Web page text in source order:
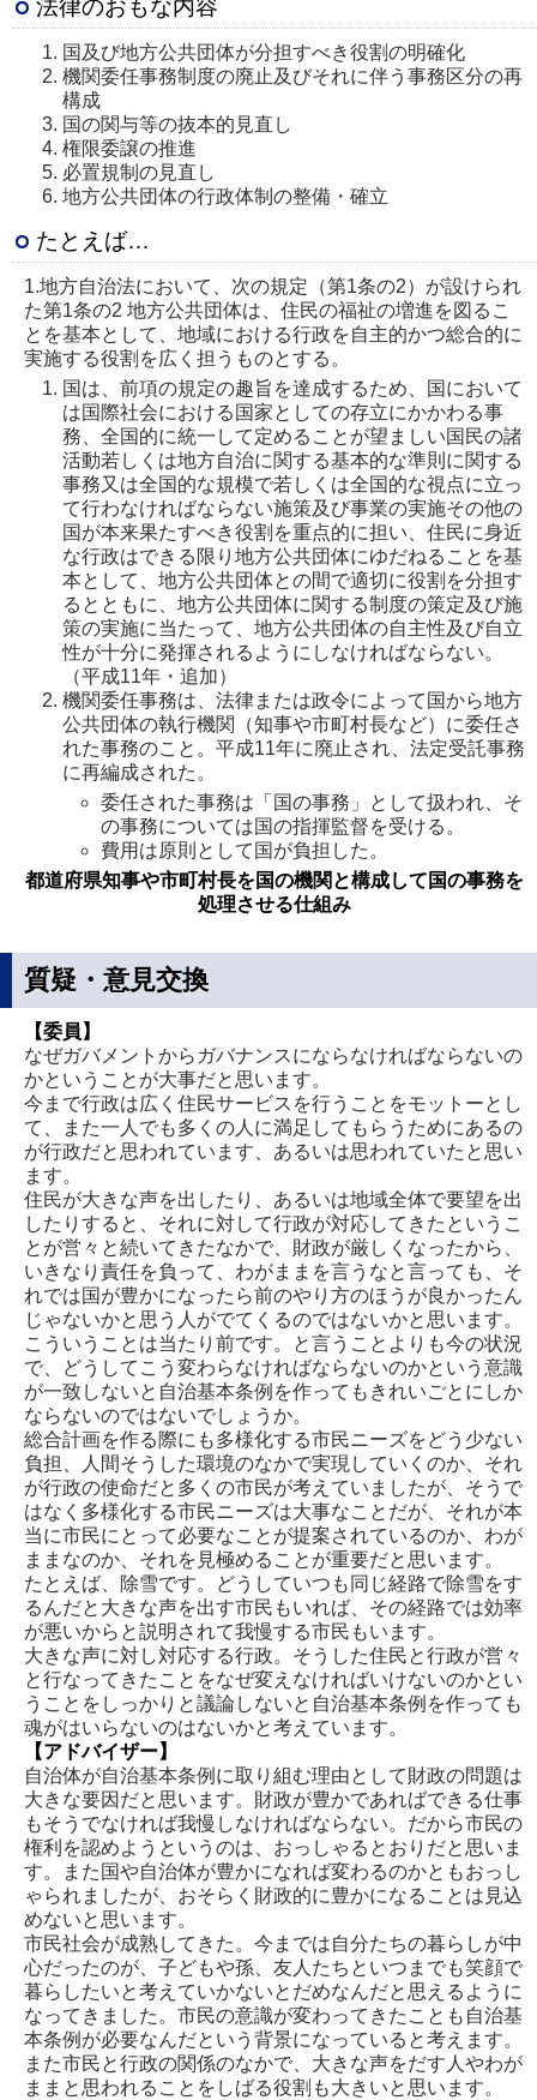
法律のおもな内容
国及び地方公共団体が分担すべき役割の明確化
機関委任事務制度の廃止及びそれに伴う事務区分の再
構成
国の関与等の抜本的見直し
権限委譲の推進
必置規制の見直し
地方公共団体の行政体制の整備・確立
たとえば…
1.地方自治法において、次の規定（第1条の2）が設けられ
た第1条の2 地方公共団体は、住民の福祉の増進を図るこ
とを基本として、地域における行政を自主的かつ総合的に
実施する役割を広く担うものとする。
国は、前項の規定の趣旨を達成するため、国において
は国際社会における国家としての存立にかかわる事
務、全国的に統一して定めることが望ましい国民の諸
活動若しくは地方自治に関する基本的な準則に関する
事務又は全国的な規模で若しくは全国的な視点に立っ
て行わなければならない施策及び事業の実施その他の
国が本来果たすべき役割を重点的に担い、住民に身近
な行政はできる限り地方公共団体にゆだねることを基
本として、地方公共団体との間で適切に役割を分担す
るとともに、地方公共団体に関する制度の策定及び施
策の実施に当たって、地方公共団体の自主性及び自立
性が十分に発揮されるようにしなければならない。
（平成11年・追加）
機関委任事務は、法律または政令によって国から地方
公共団体の執行機関（知事や市町村長など）に委任さ
れた事務のこと。平成11年に廃止され、法定受託事務
に再編成された。
委任された事務は「国の事務」として扱われ、そ
の事務については国の指揮監督を受ける。
費用は原則として国が負担した。
都道府県知事や市町村長を国の機関と構成して国の事務を
処理させる仕組み
質疑・意見交換
【委員】
なぜガバメントからガバナンスにならなければならないの
かということが大事だと思います。
今まで行政は広く住民サービスを行うことをモットーとし
て、また一人でも多くの人に満足してもらうためにあるの
が行政だと思われています、あるいは思われていたと思い
ます。
住民が大きな声を出したり、あるいは地域全体で要望を出
したりすると、それに対して行政が対応してきたというこ
とが営々と続いてきたなかで、財政が厳しくなったから、
いきなり責任を負って、わがままを言うなと言っても、そ
れでは国が豊かになったら前のやり方のほうが良かったん
じゃないかと思う人がでてくるのではないかと思います。
こういうことは当たり前です。と言うことよりも今の状況
で、どうしてこう変わらなければならないのかという意識
が一致しないと自治基本条例を作ってもきれいごとにしか
ならないのではないでしょうか。
総合計画を作る際にも多様化する市民ニーズをどう少ない
負担、人間そうした環境のなかで実現していくのか、それ
が行政の使命だと多くの市民が考えていましたが、そうで
はなく多様化する市民ニーズは大事なことだが、それが本
当に市民にとって必要なことが提案されているのか、わが
ままなのか、それを見極めることが重要だと思います。
たとえば、除雪です。どうしていつも同じ経路で除雪をす
るんだと大きな声を出す市民もいれば、その経路では効率
が悪いからと説明されて我慢する市民もいます。
大きな声に対し対応する行政。そうした住民と行政が営々
と行なってきたことをなぜ変えなければいけないのかとい
うことをしっかりと議論しないと自治基本条例を作っても
魂がはいらないのはないかと考えています。
【アドバイザー】
自治体が自治基本条例に取り組む理由として財政の問題は
大きな要因だと思います。財政が豊かであればできる仕事
もそうでなければ我慢しなければならない。だから市民の
権利を認めようというのは、おっしゃるとおりだと思いま
す。また国や自治体が豊かになれば変わるのかともおっし
ゃられましたが、おそらく財政的に豊かになることは見込
めないと思います。
市民社会が成熟してきた。今までは自分たちの暮らしが中
心だったのが、子どもや孫、友人たちといつまでも笑顔で
暮らしたいと考えていかないとだめなんだと思えるように
なってきました。市民の意識が変わってきたことも自治基
本条例が必要なんだという背景になっていると考えます。
また市民と行政の関係のなかで、大きな声をだす人やわが
ままと思われることをしばる役割も大きいと思います。